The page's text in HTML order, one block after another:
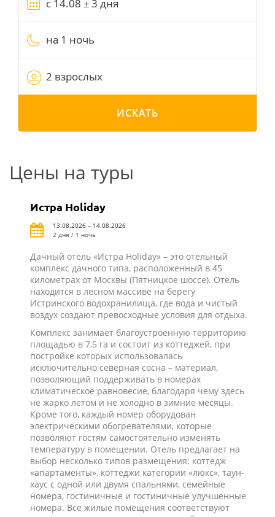
на 1 ночь
2 взрослых
ИСКАТЬ
Цены на туры
Истра Holiday
13.08.2026 – 14.08.2026
2 дня / 1 ночь
Дачный отель «Истра Holiday» – это отельный
комплекс дачного типа, расположенный в 45
километрах от Москвы (Пятницкое шоссе). Отель
находится в лесном массиве на берегу
Истринского водохранилища, где вода и чистый
воздух создают превосходные условия для отдыха.
Комплекс занимает благоустроенную территорию
площадью в 7,5 га и состоит из коттеджей, при
постройке которых использовалась
исключительно северная сосна – материал,
позволяющий поддерживать в номерах
климатическое равновесие, благодаря чему здесь
не жарко летом и не холодно в зимние месяцы.
Кроме того, каждый номер оборудован
электрическими обогревателями, которые
позволяют гостям самостоятельно изменять
температуру в помещении. Отель предлагает на
выбор несколько типов размещения: коттедж
«апартаменты», коттеджи категории «люкс», таун-
хаус с одной или двумя спальнями, семейные
номера, гостиничные и гостиничные улучшенные
номера. Все жилые помещения соответствуют